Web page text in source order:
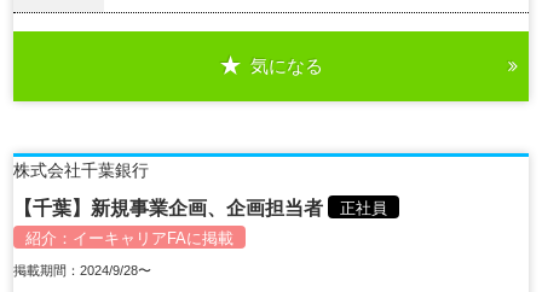
気になる
株式会社千葉銀行
【千葉】新規事業企画、企画担当者
正社員
紹介： イーキャリアFAに掲載
掲載期間：2024/9/28〜